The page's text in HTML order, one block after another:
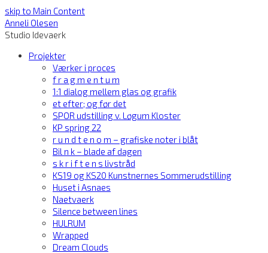
skip to Main Content
Anneli Olesen
Studio Idevaerk
Projekter
Værker i proces
f r a g m e n t u m
1:1 dialog mellem glas og grafik
et efter; og før det
SPOR udstilling v. Løgum Kloster
KP spring 22
r u n d t e n o m – grafiske noter i blåt
Bil n k – blade af dagen
s k r i f t e n s livstråd
KS19 og KS20 Kunstnernes Sommerudstilling
Huset i Asnaes
Naetvaerk
Silence between lines
HULRUM
Wrapped
Dream Clouds